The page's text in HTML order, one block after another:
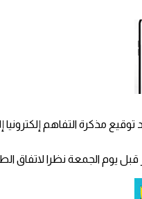
التفاهم إلكترونيا إلى
يوم الجمعة نظرا لاتفاق